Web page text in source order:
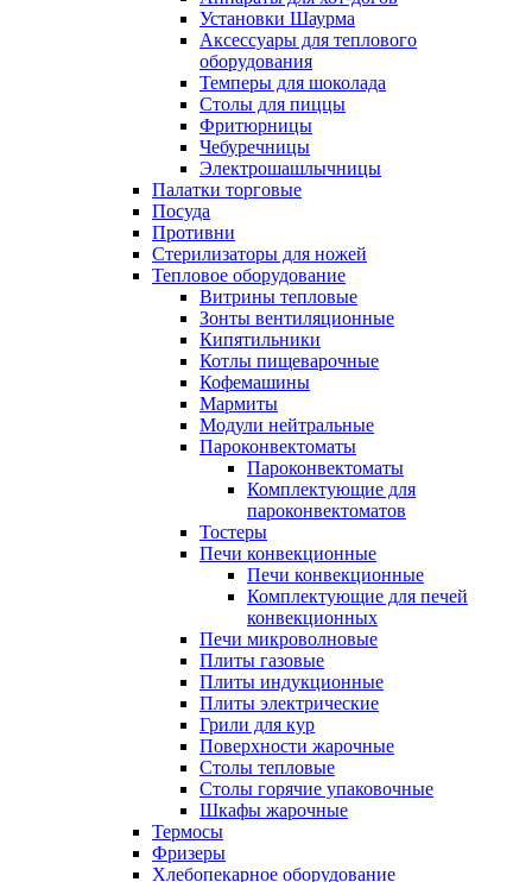
Установки Шаурма
Аксессуары для теплового
оборудования
Темперы для шоколада
Столы для пиццы
Фритюрницы
Чебуречницы
Электрошашлычницы
Палатки торговые
Посуда
Противни
Стерилизаторы для ножей
Тепловое оборудование
Витрины тепловые
Зонты вентиляционные
Кипятильники
Котлы пищеварочные
Кофемашины
Мармиты
Модули нейтральные
Пароконвектоматы
Пароконвектоматы
Комплектующие для
пароконвектоматов
Тостеры
Печи конвекционные
Печи конвекционные
Комплектующие для печей
конвекционных
Печи микроволновые
Плиты газовые
Плиты индукционные
Плиты электрические
Грили для кур
Поверхности жарочные
Столы тепловые
Столы горячие упаковочные
Шкафы жарочные
Термосы
Фризеры
Хлебопекарное оборудование